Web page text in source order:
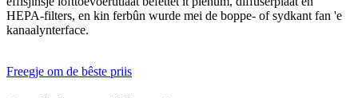
HEPA-filters, en kin ferbûn wurde mei de boppe- of sydkant fan 'e
kanaalynterface.
Freegje om de bêste priis